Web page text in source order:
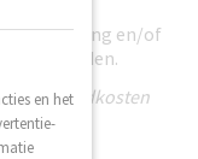
en/of
toegezonden.
verzendkosten
en het